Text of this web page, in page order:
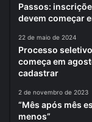
Passos:
devem começar
22 de maio de 2024
Processo
começa em
cadastrar
2 de novembro de 2023
“Mês após mês
menos”